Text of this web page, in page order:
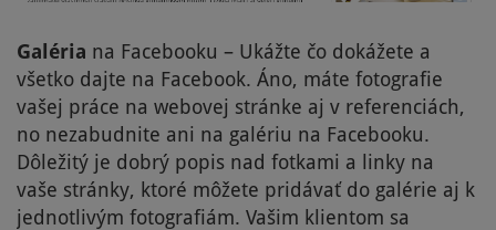
Galéria na Facebooku – Ukážte čo dokážete a
všetko dajte na Facebook. Áno, máte fotografie
vašej práce na webovej stránke aj v referenciách,
no nezabudnite ani na galériu na Facebooku.
Dôležitý je dobrý popis nad fotkami a linky na
vaše stránky, ktoré môžete pridávať do galérie aj k
jednotlivým fotografiám. Vašim klientom sa